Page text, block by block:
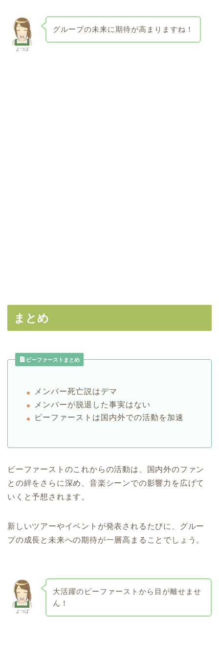
よつば
グループの未来に期待が高まりますね！
まとめ
ビーファーストまとめ
メンバー死亡説はデマ
メンバーが脱退した事実はない
ビーファーストは国内外での活動を加速
ビーファーストのこれからの活動は、国内外のファン
との絆をさらに深め、音楽シーンでの影響力を広げて
いくと予想されます。
新しいツアーやイベントが発表されるたびに、グルー
プの成長と未来への期待が一層高まることでしょう。
よつば
大活躍のビーファーストから目が離せませ
ん！